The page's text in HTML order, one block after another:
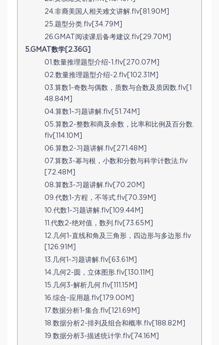
24.非裔美国人相关难文讲解.flv[81.90M]
25.题型分类.flv[34.79M]
26.GMAT阅读课后备考建议.flv[29.70M]
5.GMAT数学[2.36G]
01.数量推理题型介绍-1.flv[270.07M]
02.数量推理题型介绍-2.flv[102.31M]
03.算数1-奇数与偶数，质数与合数及质因数.flv[1
48.84M]
04.算数1-习题讲解.flv[51.74M]
05.算数2-整数和商及余数，比率和比例及百分数.
flv[114.10M]
06.算数2-习题讲解.flv[271.48M]
07.算数3-幂与根，小数和分数与科学计数法.flv
[72.48M]
08.算数3-习题讲解.flv[70.20M]
09.代数1-方程，不等式.flv[70.39M]
10.代数1-习题讲解.flv[109.44M]
11.代数2-绝对值，数列.flv[73.65M]
12.几何1-直线和角及三角形，四边形与多边形.flv
[126.91M]
13.几何1-习题讲解.flv[63.61M]
14.几何2-圆，立体图形.flv[130.11M]
15.几何3-解析几何.flv[111.15M]
16.综合-应用题.flv[179.00M]
17.数据分析1-集合.flv[121.69M]
18.数据分析2-排列及组合和概率.flv[188.82M]
19.数据分析3-描述统计学.flv[74.16M]